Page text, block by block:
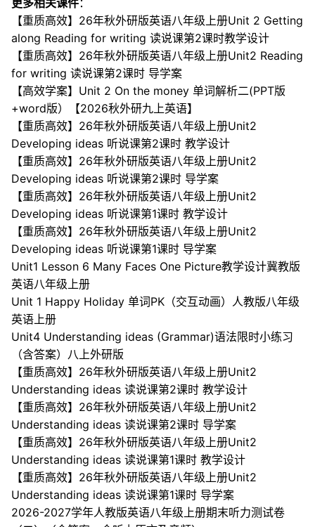
更多相关课件：
【重质高效】26年秋外研版英语八年级上册Unit 2 Getting
along Reading for writing 读说课第2课时教学设计
【重质高效】26年秋外研版英语八年级上册Unit2 Reading
for writing 读说课第2课时 导学案
【高效学案】Unit 2 On the money 单词解析二(PPT版
+word版）【2026秋外研九上英语】
【重质高效】26年秋外研版英语八年级上册Unit2
Developing ideas 听说课第2课时 教学设计
【重质高效】26年秋外研版英语八年级上册Unit2
Developing ideas 听说课第2课时 导学案
【重质高效】26年秋外研版英语八年级上册Unit2
Developing ideas 听说课第1课时 教学设计
【重质高效】26年秋外研版英语八年级上册Unit2
Developing ideas 听说课第1课时 导学案
Unit1 Lesson 6 Many Faces One Picture教学设计冀教版
英语八年级上册
Unit 1 Happy Holiday 单词PK（交互动画）人教版八年级
英语上册
Unit4 Understanding ideas (Grammar)语法限时小练习
（含答案）八上外研版
【重质高效】26年秋外研版英语八年级上册Unit2
Understanding ideas 读说课第2课时 教学设计
【重质高效】26年秋外研版英语八年级上册Unit2
Understanding ideas 读说课第2课时 导学案
【重质高效】26年秋外研版英语八年级上册Unit2
Understanding ideas 读说课第1课时 教学设计
【重质高效】26年秋外研版英语八年级上册Unit2
Understanding ideas 读说课第1课时 导学案
2026-2027学年人教版英语八年级上册期末听力测试卷